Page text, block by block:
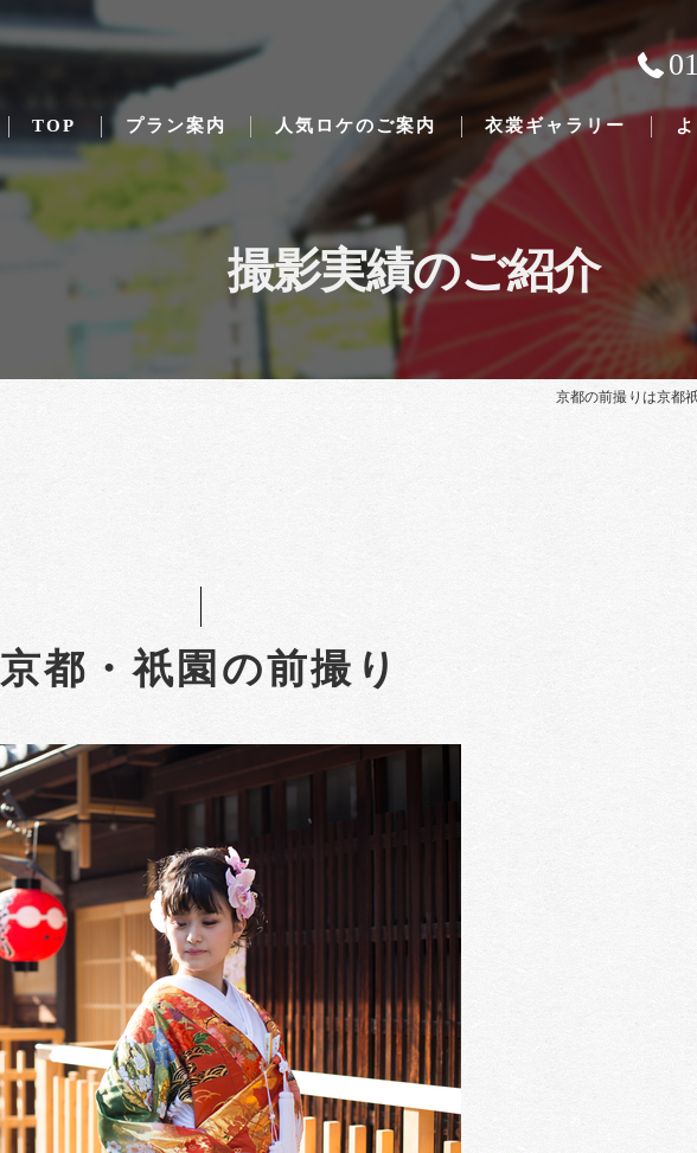
TOP プラン案内
Traditional Japanese weddings
人気ロケのご案内 衣裳ギャラリー
撮影実績のご紹介
京都の前撮りは京都
京都・祇園の前撮り